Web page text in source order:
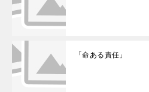
「命ある責任」